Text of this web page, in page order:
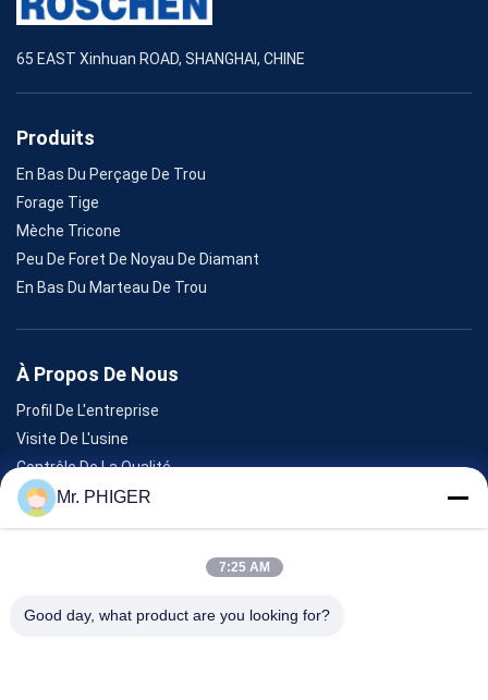
65 EAST Xinhuan ROAD, SHANGHAI, CHINE
Produits
En Bas Du Perçage De Trou
Forage Tige
Mèche Tricone
Peu De Foret De Noyau De Diamant
En Bas Du Marteau De Trou
À Propos De Nous
Profil De L'entreprise
Visite De L'usine
Contrôle De La Qualité
Plan Du Site
Événements
Mr. PHIGER
7:25 AM
Good day, what product are you looking for?